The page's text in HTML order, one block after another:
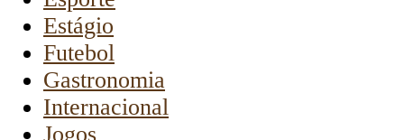
Estágio
Futebol
Gastronomia
Internacional
Jogos